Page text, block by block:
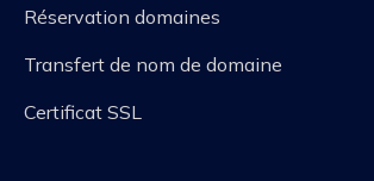
Réservation domaines
Transfert de nom de domaine
Certificat SSL